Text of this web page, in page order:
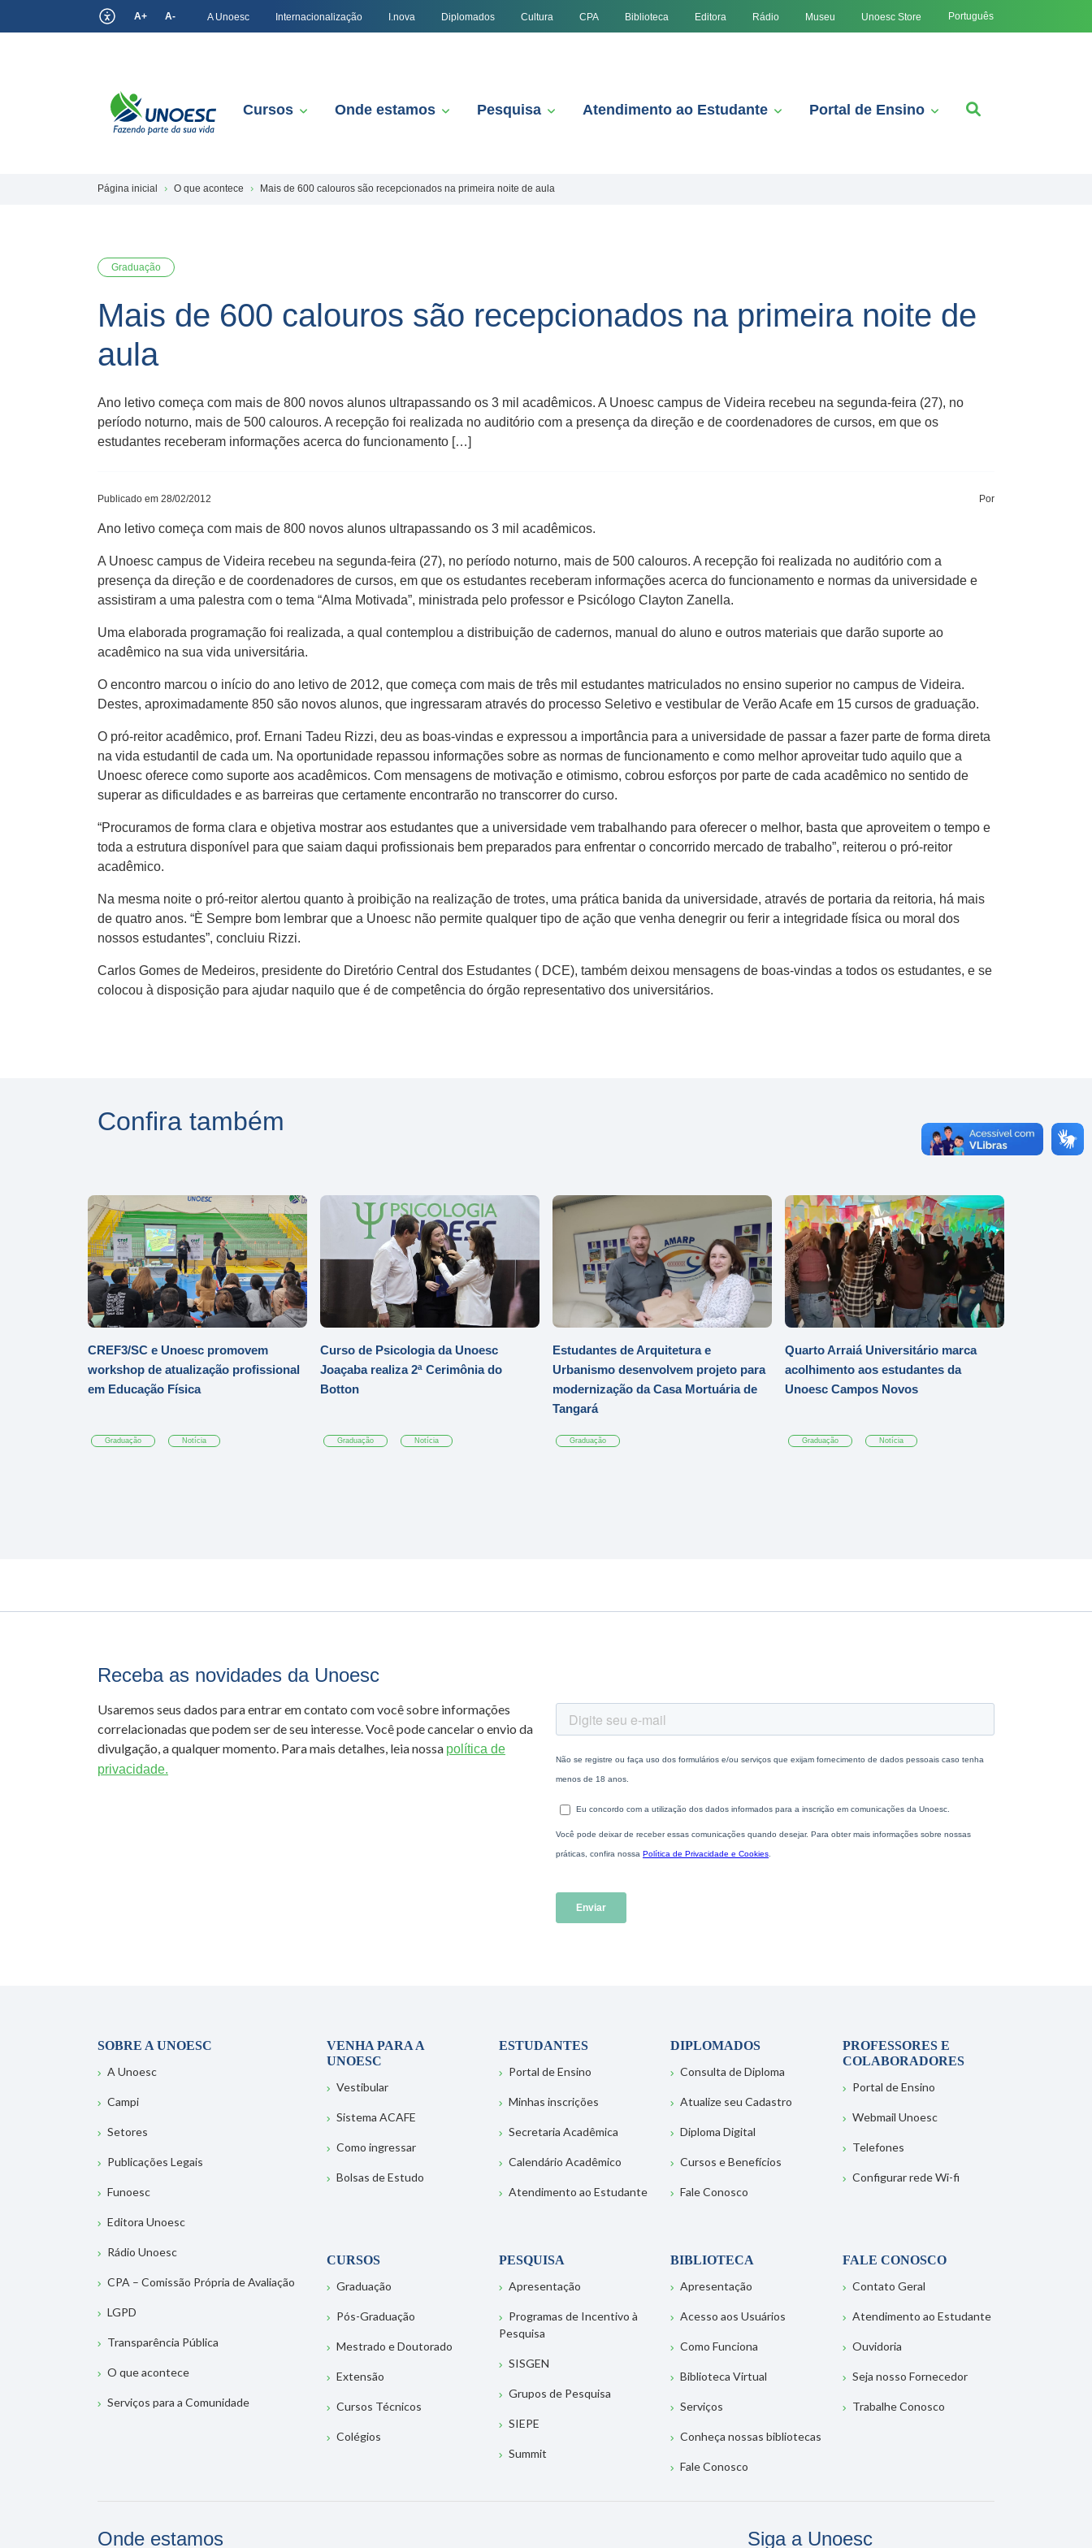
A+ A- A Unoesc Internacionalização I.nova Diplomados Cultura CPA Biblioteca Editora Rádio Museu Unoesc Store Português
Cursos Onde estamos Pesquisa Atendimento ao Estudante Portal de Ensino
Página inicial O que acontece Mais de 600 calouros são recepcionados na primeira noite de aula
Graduação
Mais de 600 calouros são recepcionados na primeira noite de
aula
Ano letivo começa com mais de 800 novos alunos ultrapassando os 3 mil acadêmicos. A Unoesc campus de Videira recebeu na segunda-feira (27), no
período noturno, mais de 500 calouros. A recepção foi realizada no auditório com a presença da direção e de coordenadores de cursos, em que os
estudantes receberam informações acerca do funcionamento […]
Publicado em 28/02/2012 Por
Ano letivo começa com mais de 800 novos alunos ultrapassando os 3 mil acadêmicos.
A Unoesc campus de Videira recebeu na segunda-feira (27), no período noturno, mais de 500 calouros. A recepção foi realizada no auditório com a
presença da direção e de coordenadores de cursos, em que os estudantes receberam informações acerca do funcionamento e normas da universidade e
assistiram a uma palestra com o tema “Alma Motivada”, ministrada pelo professor e Psicólogo Clayton Zanella.
Uma elaborada programação foi realizada, a qual contemplou a distribuição de cadernos, manual do aluno e outros materiais que darão suporte ao
acadêmico na sua vida universitária.
O encontro marcou o início do ano letivo de 2012, que começa com mais de três mil estudantes matriculados no ensino superior no campus de Videira.
Destes, aproximadamente 850 são novos alunos, que ingressaram através do processo Seletivo e vestibular de Verão Acafe em 15 cursos de graduação.
O pró-reitor acadêmico, prof. Ernani Tadeu Rizzi, deu as boas-vindas e expressou a importância para a universidade de passar a fazer parte de forma direta
na vida estudantil de cada um. Na oportunidade repassou informações sobre as normas de funcionamento e como melhor aproveitar tudo aquilo que a
Unoesc oferece como suporte aos acadêmicos. Com mensagens de motivação e otimismo, cobrou esforços por parte de cada acadêmico no sentido de
superar as dificuldades e as barreiras que certamente encontrarão no transcorrer do curso.
“Procuramos de forma clara e objetiva mostrar aos estudantes que a universidade vem trabalhando para oferecer o melhor, basta que aproveitem o tempo e
toda a estrutura disponível para que saiam daqui profissionais bem preparados para enfrentar o concorrido mercado de trabalho”, reiterou o pró-reitor
acadêmico.
Na mesma noite o pró-reitor alertou quanto à proibição na realização de trotes, uma prática banida da universidade, através de portaria da reitoria, há mais
de quatro anos. “È Sempre bom lembrar que a Unoesc não permite qualquer tipo de ação que venha denegrir ou ferir a integridade física ou moral dos
nossos estudantes”, concluiu Rizzi.
Carlos Gomes de Medeiros, presidente do Diretório Central dos Estudantes ( DCE), também deixou mensagens de boas-vindas a todos os estudantes, e se
colocou à disposição para ajudar naquilo que é de competência do órgão representativo dos universitários.
Confira também
CREF3/SC e Unoesc promovem
workshop de atualização profissional
em Educação Física
Graduação Notícia
Curso de Psicologia da Unoesc
Joaçaba realiza 2ª Cerimônia do
Botton
Graduação Notícia
Estudantes de Arquitetura e
Urbanismo desenvolvem projeto para
modernização da Casa Mortuária de
Tangará
Graduação
Quarto Arraiá Universitário marca
acolhimento aos estudantes da
Unoesc Campos Novos
Graduação Notícia
Receba as novidades da Unoesc
Usaremos seus dados para entrar em contato com você sobre informações
correlacionadas que podem ser de seu interesse. Você pode cancelar o envio da
divulgação, a qualquer momento. Para mais detalhes, leia nossa política de
privacidade.
SOBRE A UNOESC
A Unoesc
Campi
Setores
Publicações Legais
Funoesc
Editora Unoesc
Rádio Unoesc
CPA – Comissão Própria de Avaliação
LGPD
Transparência Pública
O que acontece
Serviços para a Comunidade
VENHA PARA A
UNOESC
Vestibular
Sistema ACAFE
Como ingressar
Bolsas de Estudo
ESTUDANTES
Portal de Ensino
Minhas inscrições
Secretaria Acadêmica
Calendário Acadêmico
Atendimento ao Estudante
DIPLOMADOS
Consulta de Diploma
Atualize seu Cadastro
Diploma Digital
Cursos e Benefícios
Fale Conosco
PROFESSORES E
COLABORADORES
Portal de Ensino
Webmail Unoesc
Telefones
Configurar rede Wi-fi
CURSOS
Graduação
Pós-Graduação
Mestrado e Doutorado
Extensão
Cursos Técnicos
Colégios
PESQUISA
Apresentação
Programas de Incentivo à
Pesquisa
SISGEN
Grupos de Pesquisa
SIEPE
Summit
BIBLIOTECA
Apresentação
Acesso aos Usuários
Como Funciona
Biblioteca Virtual
Serviços
Conheça nossas bibliotecas
Fale Conosco
FALE CONOSCO
Contato Geral
Atendimento ao Estudante
Ouvidoria
Seja nosso Fornecedor
Trabalhe Conosco
Onde estamos Siga a Unoesc